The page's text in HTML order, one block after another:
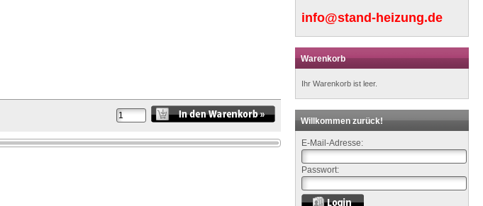
info@stand-heizung.de
Warenkorb
Ihr Warenkorb ist leer.
Willkommen zurück!
E-Mail-Adresse:
Passwort: